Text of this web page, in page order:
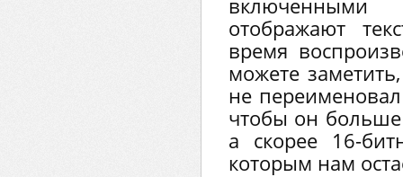
отображают
время
можете
не
чтобы он
а скорее 16-
которым нам